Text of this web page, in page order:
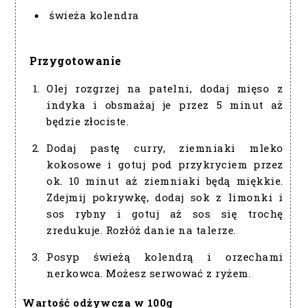
świeża kolendra
Przygotowanie
Olej rozgrzej na patelni, dodaj mięso z
indyka i obsmażaj je przez 5 minut aż
będzie złociste.
Dodaj pastę curry, ziemniaki mleko
kokosowe i gotuj pod przykryciem przez
ok. 10 minut aż ziemniaki będą miękkie.
Zdejmij pokrywkę, dodaj sok z limonki i
sos rybny i gotuj aż sos się trochę
zredukuje. Rozłóż danie na talerze.
Posyp świeżą kolendrą i orzechami
nerkowca. Możesz serwować z ryżem.
Wartość odżywcza w 100g